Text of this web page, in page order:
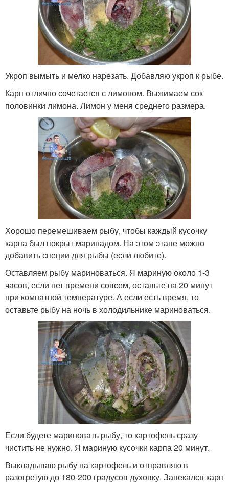
Укроп вымыть и мелко нарезать. Добавляю укроп к рыбе.
Карп отлично сочетается с лимоном. Выжимаем сок
половинки лимона. Лимон у меня среднего размера.
Хорошо перемешиваем рыбу, чтобы каждый кусочку
карпа был покрыт маринадом. На этом этапе можно
добавить специи для рыбы (если любите).
Оставляем рыбу мариноваться. Я мариную около 1-3
часов, если нет времени совсем, оставьте на 20 минут
при комнатной температуре. А если есть время, то
оставьте рыбу на ночь в холодильнике мариноваться.
Если будете мариновать рыбу, то картофель сразу
чистить не нужно. Я мариную кусочки карпа 20 минут.
Выкладываю рыбу на картофель и отправляю в
разогретую до 180-200 градусов духовку. Запекался карп